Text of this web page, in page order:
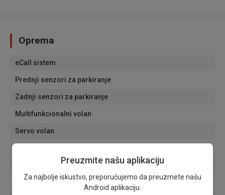
Oprema
eCall sistem
Prednji senzori za parkiranje
Zadnji senzori za parkiranje
Multifunkcionalni volan
Servo volan
Adaptivni tempomat
Dnevna svetla
Preuzmite našu aplikaciju
Za najbolje iskustvo, preporučujemo da preuzmete našu
Android aplikaciju.